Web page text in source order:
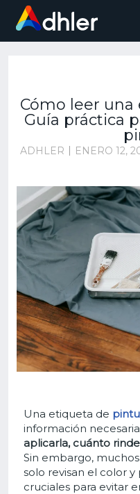
Cómo leer
Guía práctica
ADHLER ENERO 12,
Una etiqueta de
información
aplicarla, cuánto
Sin embargo,
solo revisan el color
cruciales para evitar